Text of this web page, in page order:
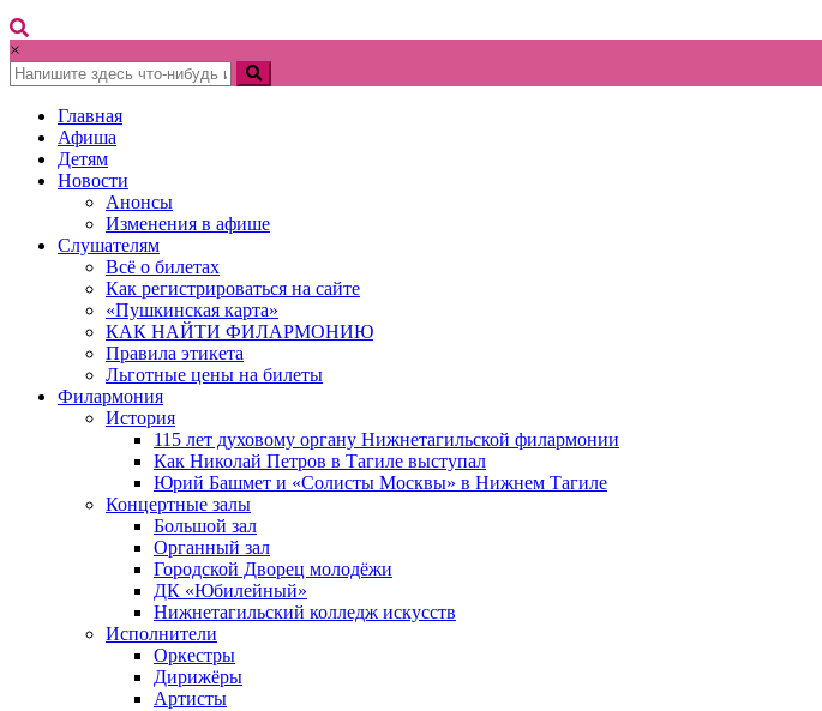
×
Главная
Афиша
Детям
Новости
Анонсы
Изменения в афише
Слушателям
Всё о билетах
Как регистрироваться на сайте
«Пушкинская карта»
КАК НАЙТИ ФИЛАРМОНИЮ
Правила этикета
Льготные цены на билеты
Филармония
История
115 лет духовому органу Нижнетагильской филармонии
Как Николай Петров в Тагиле выступал
Юрий Башмет и «Солисты Москвы» в Нижнем Тагиле
Концертные залы
Большой зал
Органный зал
Городской Дворец молодёжи
ДК «Юбилейный»
Нижнетагильский колледж искусств
Исполнители
Оркестры
Дирижёры
Артисты